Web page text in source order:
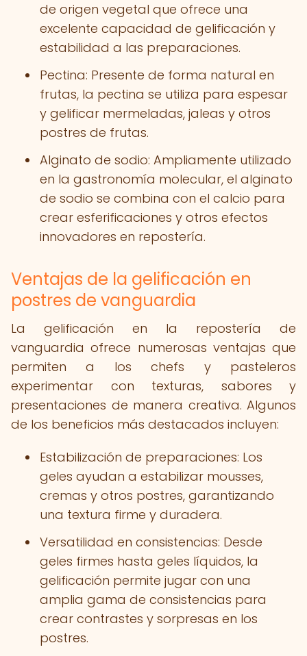
de origen vegetal que ofrece una
excelente capacidad de gelificación y
estabilidad a las preparaciones.
Pectina: Presente de forma natural en
frutas, la pectina se utiliza para espesar
y gelificar mermeladas, jaleas y otros
postres de frutas.
Alginato de sodio: Ampliamente utilizado
en la gastronomía molecular, el alginato
de sodio se combina con el calcio para
crear esferificaciones y otros efectos
innovadores en repostería.
Ventajas de la gelificación en
postres de vanguardia
La gelificación en la repostería de
vanguardia ofrece numerosas ventajas que
permiten a los chefs y pasteleros
experimentar con texturas, sabores y
presentaciones de manera creativa. Algunos
de los beneficios más destacados incluyen:
Estabilización de preparaciones: Los
geles ayudan a estabilizar mousses,
cremas y otros postres, garantizando
una textura firme y duradera.
Versatilidad en consistencias: Desde
geles firmes hasta geles líquidos, la
gelificación permite jugar con una
amplia gama de consistencias para
crear contrastes y sorpresas en los
postres.